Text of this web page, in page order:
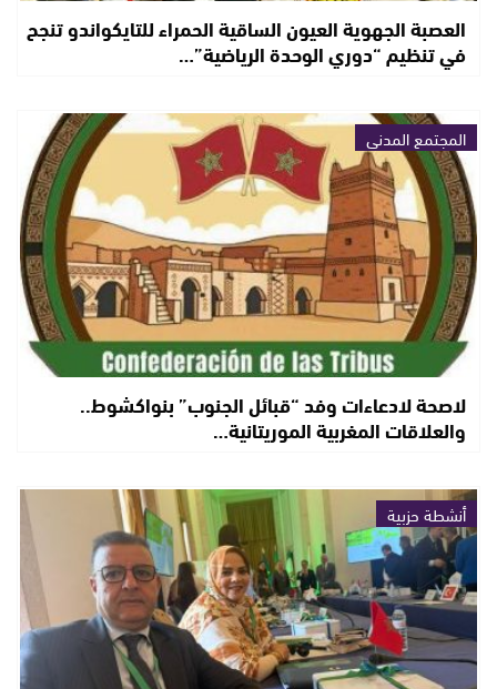
العصبة الجهوية العيون الساقية الحمراء للتايكواندو تنجح
في تنظيم “دوري الوحدة الرياضية”…
المجتمع المدني
لاصحة لادعاءات وفد “قبائل الجنوب” بنواكشوط..
والعلاقات المغربية الموريتانية…
أنشطة حزبية